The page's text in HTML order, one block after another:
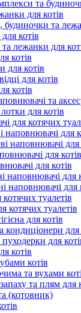
та
для котів
та
котів
лежанки для
котів
котів
для котів
котів
та
для котів
для котячих
наповнювачі для
наповнювачі для
для котів
для котів
наповнювачі для
наповнювачі для
туалетів
котячих туалетів
для котів
для
пуходерки для
котів
котів
та вухами
та плям для
(котовник)